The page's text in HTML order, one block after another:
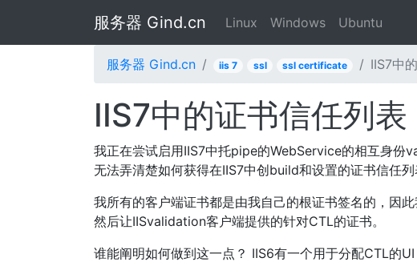
服务器 Gind.cn Linux Windows Ubuntu
服务器 Gind.cn iis 7 ssl ssl certificate IIS7中
IIS7中的证书信任列表
我正在尝试启用IIS7中托pipe的WebService的相互身份
无法弄清楚如何获得在IIS7中创build和设置的证书信任
我所有的客户端证书都是由我自己的根证书签名的，因
然后让IISvalidation客户端提供的针对CTL的证书。
谁能阐明如何做到这一点？ IIS6有一个用于分配CTL的UI